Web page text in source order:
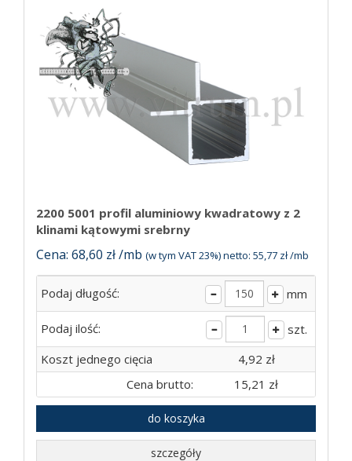
2200 5001 profil aluminiowy kwadratowy z 2
klinami kątowymi srebrny
Cena: 68,60 zł /mb (w tym VAT 23%) netto: 55,77 zł /mb
Podaj długość: mm
Podaj ilość:
szt.
Koszt jednego cięcia
4,92 zł
Cena brutto:
15,21 zł
do koszyka
szczegóły